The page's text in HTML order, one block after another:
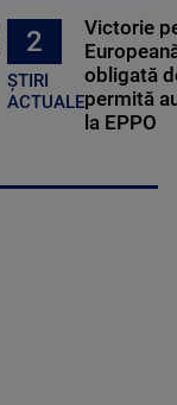
2
ȘTIRI
ACTUALE
Victorie
obligată
permită
la EPPO